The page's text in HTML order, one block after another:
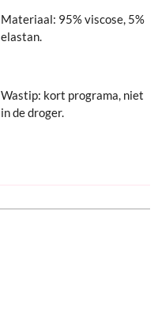
Materiaal: 95% viscose, 5%
elastan.
Wastip: kort programa, niet
in de droger.